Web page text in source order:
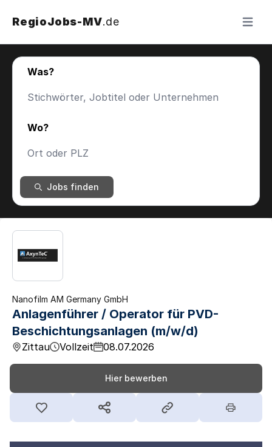
RegioJobs-MV.de Menü
Was?
Wo?
Jobs finden
Nanofilm AM Germany GmbH
Anlagenführer / Operator für PVD-
Beschichtungsanlagen (m/w/d)
Zittau Vollzeit 08.07.2026
Hier bewerben